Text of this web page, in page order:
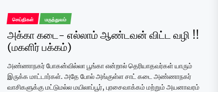
செய்திகள் மருத்துவம்
அக்கா கடை- எல்லாம் ஆண்டவன் விட்ட வழி !!
(மகளிர் பக்கம்)
அண்ணாநகர் போகன்வில்லா பூங்கா என்றால் தெரியாதவர்கள் யாரும்
இருக்க மாட்டார்கள். அதே போல் அங்குள்ள சாட் கடை அண்ணாநகர்
வாசிகளுக்கு மட்டுமல்ல மயிலாப்பூர், புரசைவாக்கம் மற்றும் அயனாவரம்